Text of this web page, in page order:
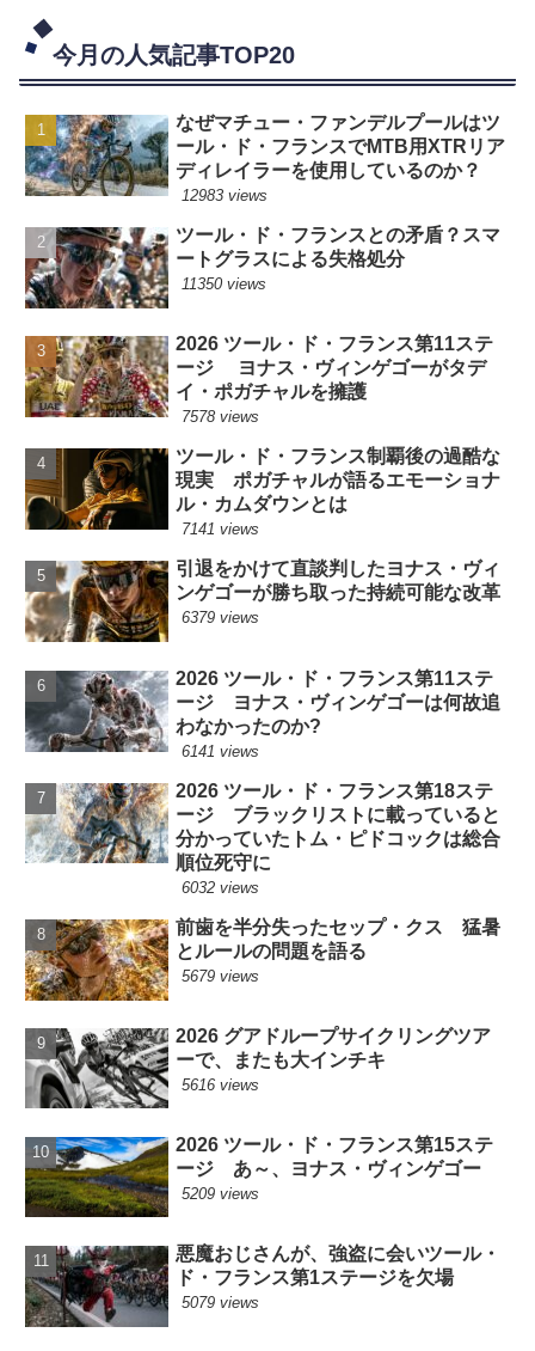
今月の人気記事TOP20
なぜマチュー・ファンデルプールはツ
ール・ド・フランスでMTB用XTRリア
ディレイラーを使用しているのか？
12983 views
ツール・ド・フランスとの矛盾？スマ
ートグラスによる失格処分
11350 views
2026 ツール・ド・フランス第11ステ
ージ ヨナス・ヴィンゲゴーがタデ
イ・ポガチャルを擁護
7578 views
ツール・ド・フランス制覇後の過酷な
現実 ポガチャルが語るエモーショナ
ル・カムダウンとは
7141 views
引退をかけて直談判したヨナス・ヴィ
ンゲゴーが勝ち取った持続可能な改革
6379 views
2026 ツール・ド・フランス第11ステ
ージ ヨナス・ヴィンゲゴーは何故追
わなかったのか?
6141 views
2026 ツール・ド・フランス第18ステ
ージ ブラックリストに載っていると
分かっていたトム・ピドコックは総合
順位死守に
6032 views
前歯を半分失ったセップ・クス 猛暑
とルールの問題を語る
5679 views
2026 グアドループサイクリングツア
ーで、またも大インチキ
5616 views
2026 ツール・ド・フランス第15ステ
ージ あ～、ヨナス・ヴィンゲゴー
5209 views
悪魔おじさんが、強盗に会いツール・
ド・フランス第1ステージを欠場
5079 views